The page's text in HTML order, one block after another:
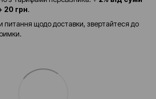
20 грн.
питання щодо доставки, звертайтеся до